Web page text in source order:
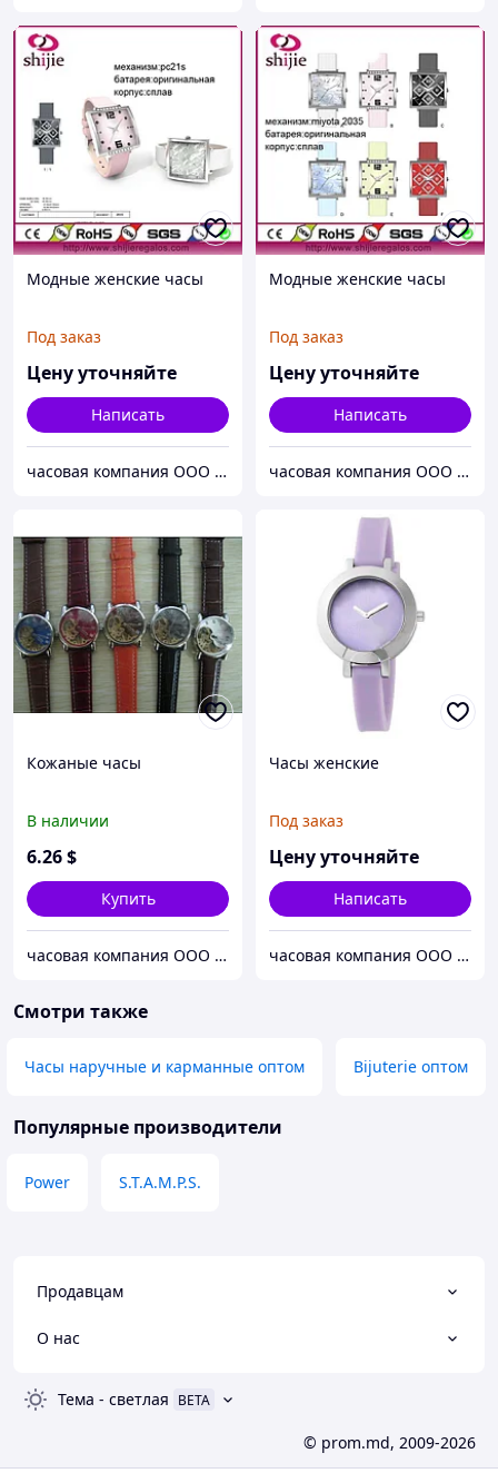
Модные женские часы
Под заказ
Цену уточняйте
Написать
часовая компания ООО ШИЦЗЕ
Модные женские часы
Под заказ
Цену уточняйте
Написать
часовая компания ООО ШИЦЗЕ
Кожаные часы
В наличии
6.26$
Купить
часовая компания ООО ШИЦЗЕ
Часы женские
Под заказ
Цену уточняйте
Написать
часовая компания ООО ШИЦЗЕ
Смотри также
Часы наручные и карманные оптом Bijuterie оптом
Популярные производители
Power S.T.A.M.P.S.
Продавцам
О нас
Тема - светлая BETA
© prom.md, 2009-2026